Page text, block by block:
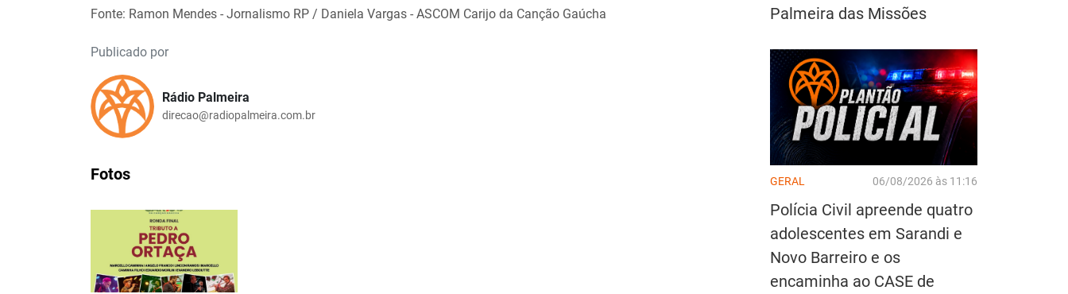
Fonte: Ramon Mendes - Jornalismo RP / Daniela Vargas - ASCOM Carijo da Canção Gaúcha
Publicado por
Rádio Palmeira
direcao@radiopalmeira.com.br
Fotos
Palmeira das Missões
GERAL 06/08/2026 às 11:16
Polícia Civil apreende quatro
adolescentes em Sarandi e
Novo Barreiro e os
encaminha ao CASE de